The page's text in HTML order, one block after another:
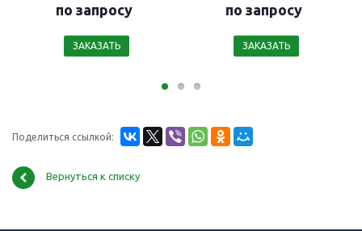
по запросу
ЗАКАЗАТЬ
по запросу
ЗАКАЗАТЬ
Поделиться ссылкой:
Вернуться к списку